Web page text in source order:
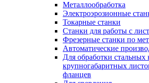
Металлообработка
Электроэрозионные
Токарные станки
Станки для работы с
Фрезерные станки по
Автоматические
Для обработки стальных
крупногабаритных
фланцев